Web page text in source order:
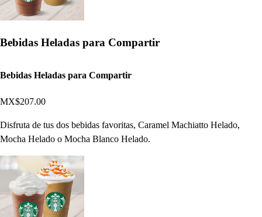
Bebidas Heladas para Compartir
Bebidas Heladas para Compartir
MX$207.00
Disfruta de tus dos bebidas favoritas, Caramel Machiatto Helado,
Mocha Helado o Mocha Blanco Helado.